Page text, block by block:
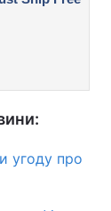
угоду про